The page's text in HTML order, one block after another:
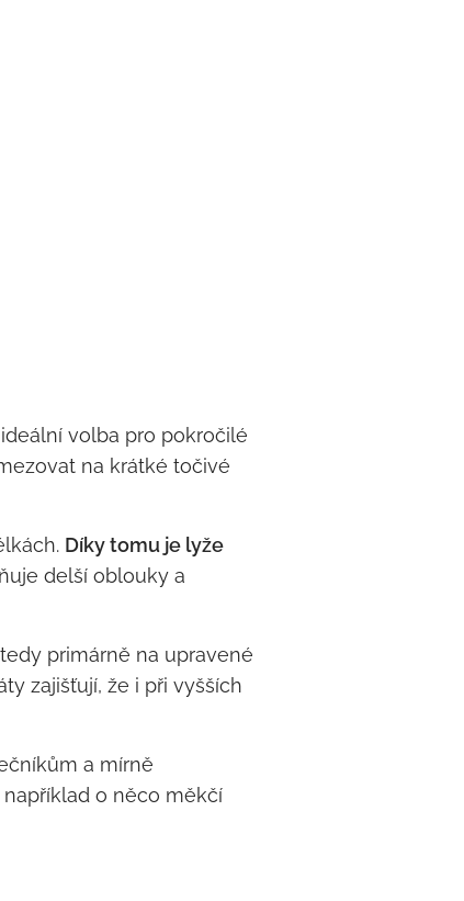
volba pro pokročilé
na krátké točivé
Díky tomu je lyže
delší oblouky a
primárně na upravené
zajišťují, že i při vyšších
a mírně
o něco měkčí